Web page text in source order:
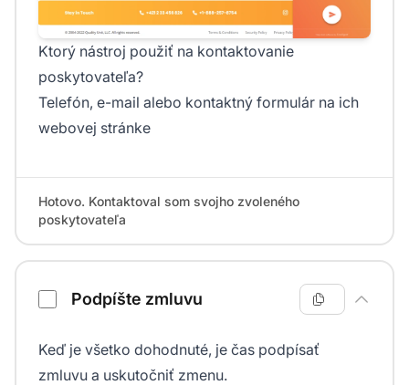
Ktorý nástroj použiť na kontaktovanie
poskytovateľa?
Telefón, e-mail alebo kontaktný formulár na ich
webovej stránke
Hotovo. Kontaktoval som svojho zvoleného
poskytovateľa
Podpíšte zmluvu
Keď je všetko dohodnuté, je čas podpísať
zmluvu a uskutočniť zmenu.